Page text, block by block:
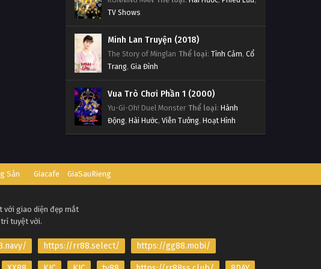
TV Shows
Minh Lan Truyện (2018)
The Story of Minglan Thể loại: Tình Cảm, Cổ
Trang, Gia Đình
Vua Trò Chơi Phần 1 (2000)
Yu-Gi-Oh! Duel Monster Thể loại: Hành
Động, Hài Hước, Viễn Tưởng, Hoạt Hình
Sản Giacafe GiaSauRieng
với giao diện đẹp mắt
tuyệt vời.
https://rr88.select/ https://gg88.mobi/